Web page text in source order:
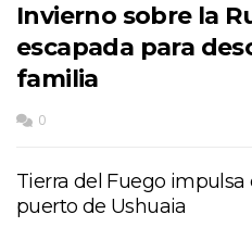
Invierno sobre la
escapada para
familia
0
Tierra del Fuego
puerto de Ushuaia